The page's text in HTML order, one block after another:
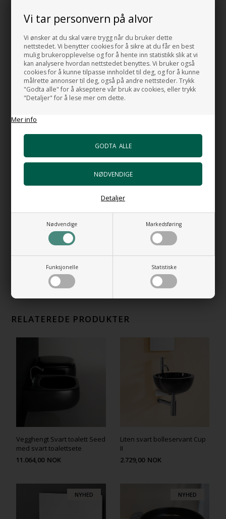
Vi tar personvern på alvor
Vi ønsker at du skal være trygg når du bruker dette
nettstedet. Vi benytter cookies for å sikre at du får en best
mulig brukeropplevelse og for å hente inn statistikk slik at vi
kan analysere hvordan nettstedet benyttes. Vi bruker også
cookies for å kunne tilpasse innholdet til deg, og for å kunne
målrette annonser til deg, også på andre nettsteder. Trykk
"Godta alle" for å akseptere vår bruk av cookies, eller trykk
"Detaljer" for å lese mer om dette.
Mer info
Nødvendige Markedsføring
Funksjonelle Statistiske
Detaljer
HANDMADE IN ITALY
HUSK OGSÅ DISSE
Bunnventil Free Flow VA i svart porselen
+1.063,00 NOK
Gå til varen
+1.967,00 NOK
Gå til varen
HI-TECH Vannlås
+1.106,00 NOK
Gå til varen
Bunnventil Free Flow i i forkrommet
messing
+492,00 NOK
RELATEREDE PRODUKTER
Vegghengt Svart toalett Seed
med svart toalettsete
11.064,00 NOK
Liten svart bolleservant Cup
II
2.729,00 NOK
NYHED NYHED